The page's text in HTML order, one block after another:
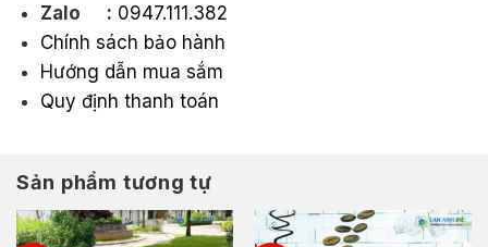
Zalo : 0947.111.382
Chính sách bảo hành
Hướng dẫn mua sắm
Quy định thanh toán
Sản phẩm tương tự